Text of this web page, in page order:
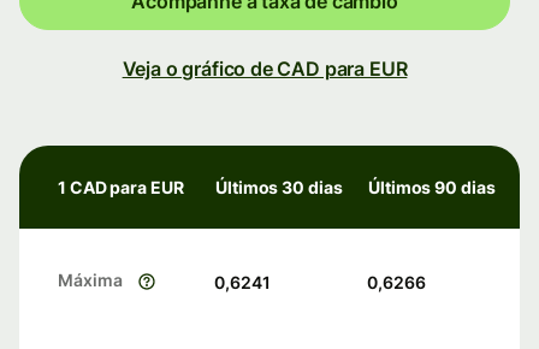
Veja o gráfico de CAD para EUR
1 CAD para EUR Últimos 30 dias Últimos 90 dias
Máxima 0,6241 0,6266